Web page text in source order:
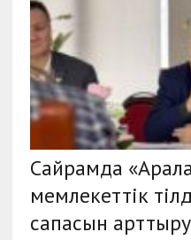
Сайрамда
мемлекеттік
сапасын